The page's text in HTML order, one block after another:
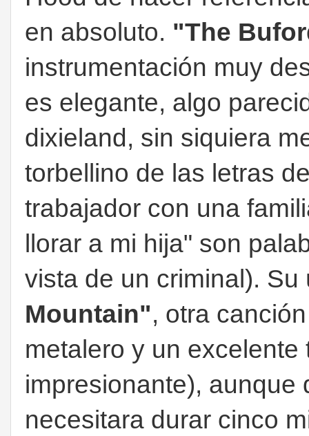
en absoluto. "The
instrumentación muy
es elegante, algo
dixieland, sin siquiera
torbellino de las letras
trabajador con una
llorar a mi hija" son
vista de un criminal).
Mountain", otra
metalero y un
impresionante), aunque
necesitara durar cinco